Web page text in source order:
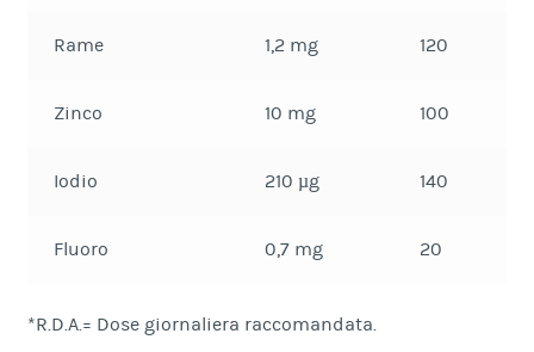
Rame 1,2 mg 120
Zinco 10 mg 100
Iodio 210 µg 140
Fluoro 0,7 mg 20
*R.D.A.= Dose giornaliera raccomandata.